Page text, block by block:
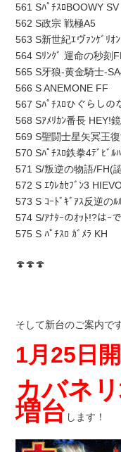
561 SﾊﾟﾁｽﾛBOOWY SV
562 S政宗 戦極A5
563 S新世紀ｴヴｧﾝｹﾞﾘｵ
564 Sﾘﾝｸﾞ 運命の秒刻FL
565 S牙狼-黄金騎士-
566 S ANEMONE FF
567 Sﾊﾟﾁｽﾛひぐらしの
568 Sｱﾒﾘｶﾝ番長 HEY!
569 S聖闘士星矢冥王
570 Sﾊﾟﾁｽﾛ鉄拳4ﾃﾞﾋﾞﾙ
571 S/叛逆の物語/FH(
572 S ｴｳﾚｶｾﾌﾞﾝ3
573 S ｺｰﾄﾞｷﾞｱｽ反逆のﾙ
574 S/ｱﾅﾀｰのｵｯﾄ!?はｰ
575 S ﾊﾟﾁｽﾛ ｶﾞﾒﾗ KH
🍄🍄🍄
そして新台のご案内で
1月25日
カバネ
増台 します！